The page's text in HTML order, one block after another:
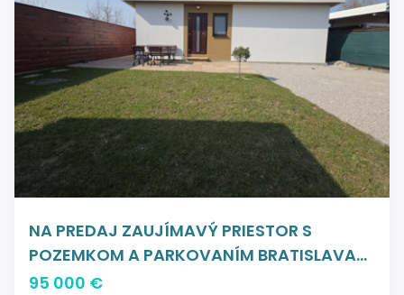
NA PREDAJ ZAUJÍMAVÝ PRIESTOR S
POZEMKOM A PARKOVANÍM BRATISLAVA
VRAKUŇA
95 000 €